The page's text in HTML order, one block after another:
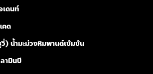
ดนท์
คด
) น้ำมะม่วงหิมพานต์เข้มข้น
ามินบี